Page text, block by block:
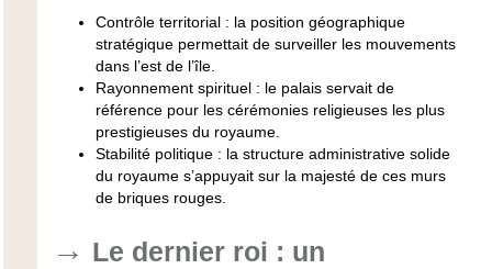
Contrôle territorial : la position géographique
stratégique permettait de surveiller les mouvements
dans l’est de l’île.
Rayonnement spirituel : le palais servait de
référence pour les cérémonies religieuses les plus
prestigieuses du royaume.
Stabilité politique : la structure administrative solide
du royaume s’appuyait sur la majesté de ces murs
de briques rouges.
Le dernier roi : un